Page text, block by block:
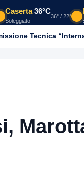
Caserta 36°C
Soleggiato
36° / 22°
Tecnica